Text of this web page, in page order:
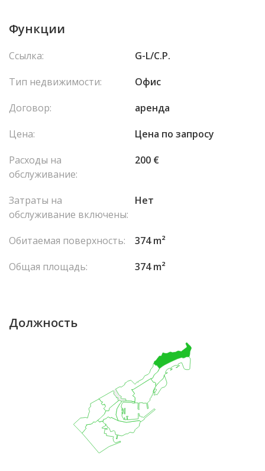
Configuration spacieuse et modulable
Sous-sol exploitable
pour planifier une visite privée.
requis
Функции
Ссылка:
G-L/C.P.
Тип недвижимости:
Офис
Договор:
аренда
Цена:
Цена по запросу
Расходы на
обслуживание:
200 €
Затраты на
обслуживание включены:
Нет
Обитаемая поверхность:
374 m²
Общая площадь:
374 m²
Должность